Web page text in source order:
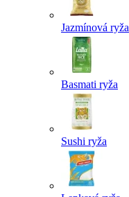
Jazmínová ryža
Basmati ryža
Sushi ryža